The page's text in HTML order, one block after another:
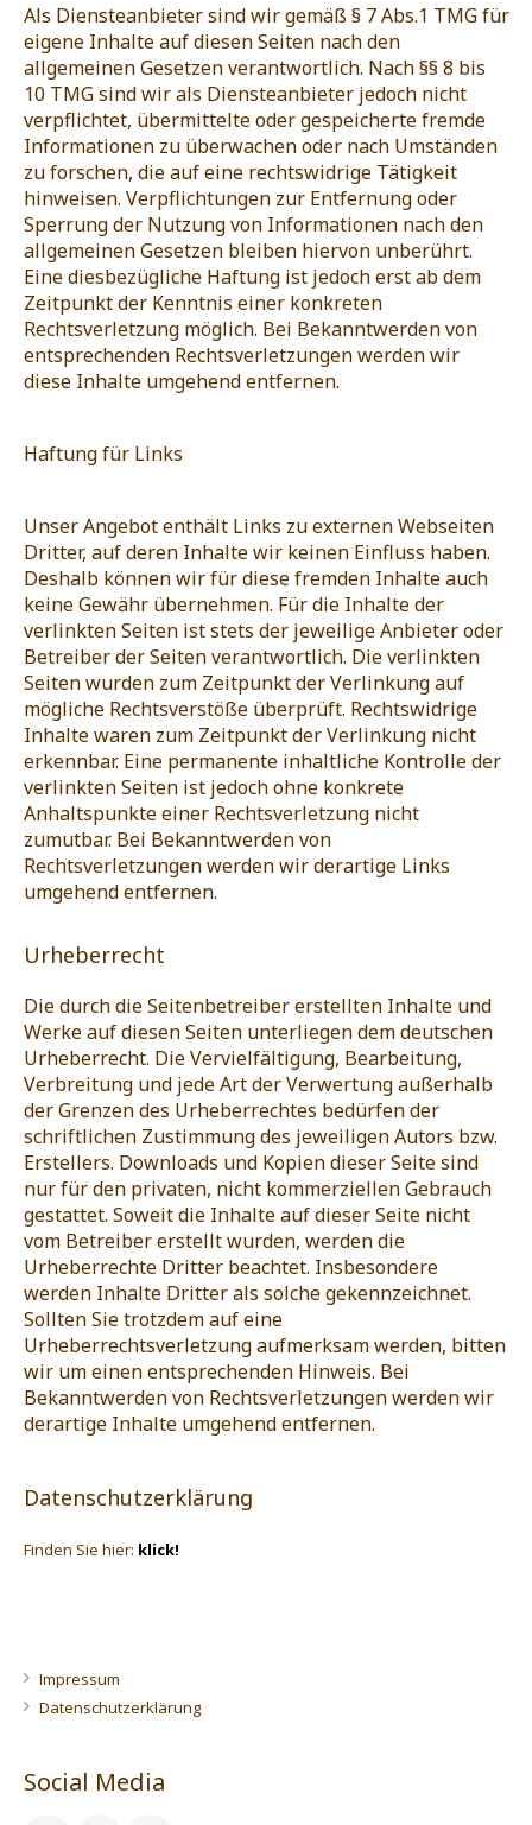
Als Diensteanbieter sind wir gemäß § 7 Abs.1 TMG für
eigene Inhalte auf diesen Seiten nach den
allgemeinen Gesetzen verantwortlich. Nach §§ 8 bis
10 TMG sind wir als Diensteanbieter jedoch nicht
verpflichtet, übermittelte oder gespeicherte fremde
Informationen zu überwachen oder nach Umständen
zu forschen, die auf eine rechtswidrige Tätigkeit
hinweisen. Verpflichtungen zur Entfernung oder
Sperrung der Nutzung von Informationen nach den
allgemeinen Gesetzen bleiben hiervon unberührt.
Eine diesbezügliche Haftung ist jedoch erst ab dem
Zeitpunkt der Kenntnis einer konkreten
Rechtsverletzung möglich. Bei Bekanntwerden von
entsprechenden Rechtsverletzungen werden wir
diese Inhalte umgehend entfernen.
Haftung für Links
Unser Angebot enthält Links zu externen Webseiten
Dritter, auf deren Inhalte wir keinen Einfluss haben.
Deshalb können wir für diese fremden Inhalte auch
keine Gewähr übernehmen. Für die Inhalte der
verlinkten Seiten ist stets der jeweilige Anbieter oder
Betreiber der Seiten verantwortlich. Die verlinkten
Seiten wurden zum Zeitpunkt der Verlinkung auf
mögliche Rechtsverstöße überprüft. Rechtswidrige
Inhalte waren zum Zeitpunkt der Verlinkung nicht
erkennbar. Eine permanente inhaltliche Kontrolle der
verlinkten Seiten ist jedoch ohne konkrete
Anhaltspunkte einer Rechtsverletzung nicht
zumutbar. Bei Bekanntwerden von
Rechtsverletzungen werden wir derartige Links
umgehend entfernen.
Urheberrecht
Die durch die Seitenbetreiber erstellten Inhalte und
Werke auf diesen Seiten unterliegen dem deutschen
Urheberrecht. Die Vervielfältigung, Bearbeitung,
Verbreitung und jede Art der Verwertung außerhalb
der Grenzen des Urheberrechtes bedürfen der
schriftlichen Zustimmung des jeweiligen Autors bzw.
Erstellers. Downloads und Kopien dieser Seite sind
nur für den privaten, nicht kommerziellen Gebrauch
gestattet. Soweit die Inhalte auf dieser Seite nicht
vom Betreiber erstellt wurden, werden die
Urheberrechte Dritter beachtet. Insbesondere
werden Inhalte Dritter als solche gekennzeichnet.
Sollten Sie trotzdem auf eine
Urheberrechtsverletzung aufmerksam werden, bitten
wir um einen entsprechenden Hinweis. Bei
Bekanntwerden von Rechtsverletzungen werden wir
derartige Inhalte umgehend entfernen.
Datenschutzerklärung
Finden Sie hier: klick!
Impressum
Datenschutzerklärung
Social Media